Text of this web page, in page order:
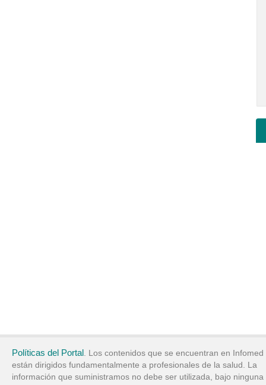
Políticas del Portal. Los contenidos que se encuentran en Infomed
están dirigidos fundamentalmente a profesionales de la salud. La
información que suministramos no debe ser utilizada, bajo ninguna